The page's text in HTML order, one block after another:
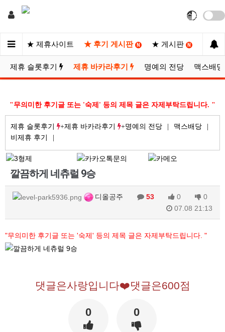
노 N ★ 제휴사이트 ★ 후기 게시판 N ★ 게시판 N ★ 포
제휴 슬롯후기 제휴 바카라후기 명예의 전당 맥스배당
"무의미한 후기글 또는 '숙제' 등의 제목 글은 자제부탁드립니다. "
제휴 슬롯후기 제휴 바카라후기 명예의 전당
맥스배당
비제휴 후기
깔끔하게 네츄럴 9승
디올공주 53 0
0
07.08 21:13
"무의미한 후기글 또는 '숙제' 등의 제목 글은 자제부탁드립니다. "
댓글은사랑입니다❤️댓글은600점
0 0